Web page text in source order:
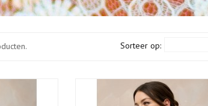
Sorteer op: